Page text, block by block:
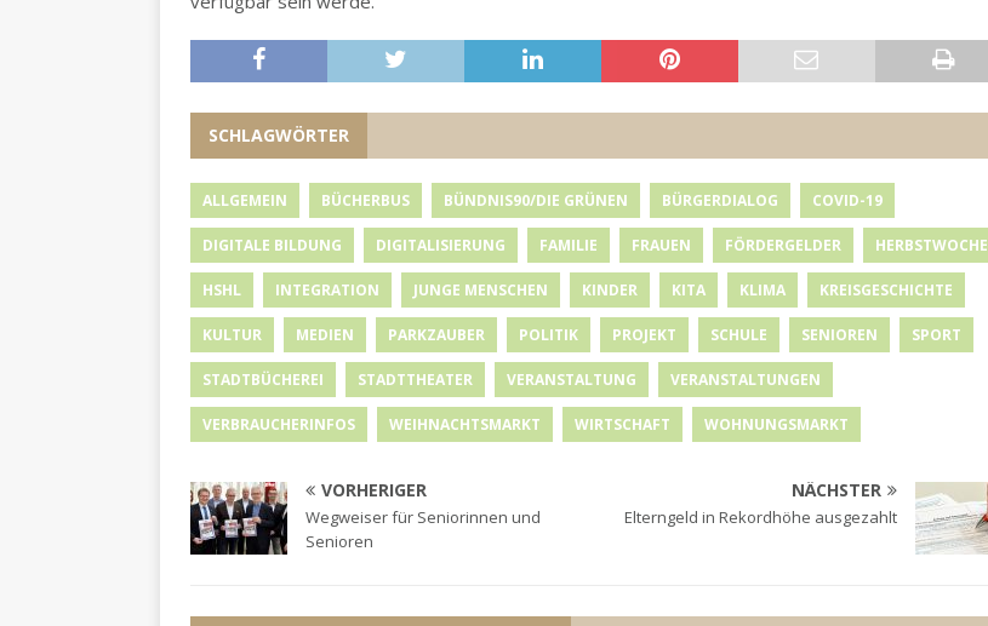
SCHLAGWÖRTER
ALLGEMEIN BÜCHERBUS BÜNDNIS90/DIE GRÜNEN BÜRGERDIALOG COVID-19
DIGITALE BILDUNG DIGITALISIERUNG FAMILIE FRAUEN FÖRDERGELDER HERBSTWOCHE
HSHL INTEGRATION JUNGE MENSCHEN KINDER KITA KLIMA KREISGESCHICHTE
KULTUR MEDIEN PARKZAUBER POLITIK PROJEKT SCHULE SENIOREN SPORT
STADTBÜCHEREI STADTTHEATER VERANSTALTUNG VERANSTALTUNGEN
VERBRAUCHERINFOS WEIHNACHTSMARKT WIRTSCHAFT WOHNUNGSMARKT
VORHERIGER
Wegweiser für Seniorinnen und
Senioren
NÄCHSTER
Elterngeld in Rekordhöhe ausgezahlt